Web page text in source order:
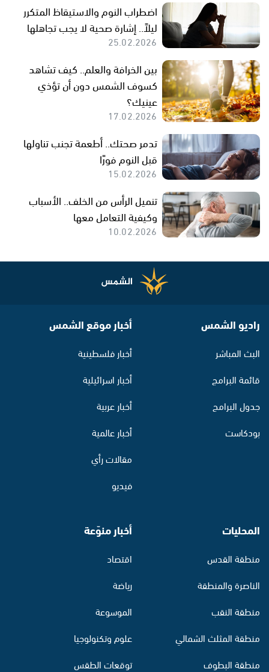
اضطراب النوم والاستيقاظ المتكرر
ليلاً.. إشارة صحية لا يجب تجاهلها
25.02.2026
بين الخرافة والعلم.. كيف تشاهد
كسوف الشمس دون أن تؤذي
عينيك؟
17.02.2026
تدمر صحتك.. أطعمة تجنب تناولها
قبل النوم فورًا
15.02.2026
تنميل الرأس من الخلف.. الأسباب
وكيفية التعامل معها
10.02.2026
راديو الشمس
البث المباشر
قائمة البرامج
جدول البرامج
بودكاست
أخبار موقع الشمس
أخبار فلسطينية
أخبار اسرائيلية
أخبار عربية
أخبار عالمية
مقالات رأي
فيديو
المحليات
منطقة القدس
الناصرة والمنطقة
منطقة النقب
منطقة المثلث الشمالي
منطقة البطوف
أخبار منوّعة
اقتصاد
رياضة
الموسوعة
علوم وتكنولوجيا
توقعات الطقس